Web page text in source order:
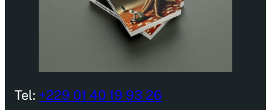
Tel: +229 01 40 19 93 26